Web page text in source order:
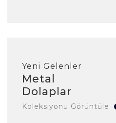
Yeni Gelenler
Metal
Dolaplar
Koleksiyonu Görüntüle